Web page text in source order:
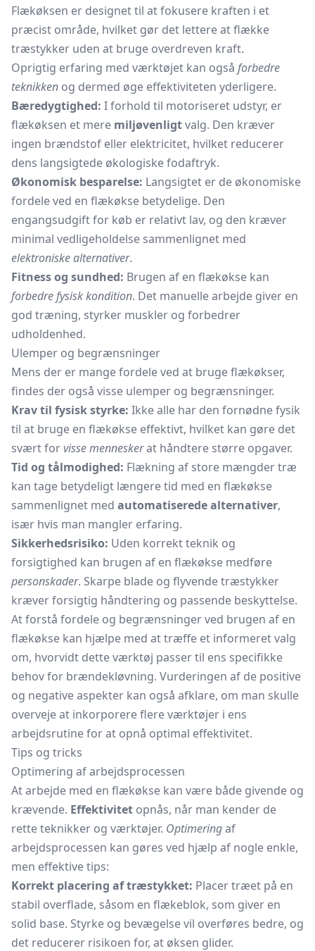
Flækøksen er designet til at fokusere kraften i et
præcist område, hvilket gør det lettere at flække
træstykker uden at bruge overdreven kraft.
Oprigtig erfaring med værktøjet kan også forbedre
teknikken og dermed øge effektiviteten yderligere.
Bæredygtighed: I forhold til motoriseret udstyr, er
flækøksen et mere miljøvenligtvalg. Den kræver
ingen brændstof eller elektricitet, hvilket reducerer
dens langsigtede økologiske fodaftryk.
Økonomisk besparelse: Langsigtet er de økonomiske
fordele ved en flækøkse betydelige. Den
engangsudgift for køb er relativt lav, og den kræver
minimal vedligeholdelse sammenlignet med
elektroniske alternativer.
Fitness og sundhed: Brugen af en flækøkse kan
forbedre fysisk kondition. Det manuelle arbejde giver en
god træning, styrker muskler og forbedrer
udholdenhed.
Ulemper og begrænsninger
Mens der er mange fordele ved at bruge flækøkser,
findes der også visse ulemper og begrænsninger.
Krav til fysisk styrke: Ikke alle har den fornødne fysik
til at bruge en flækøkse effektivt, hvilket kan gøre det
svært forvisse menneskerat håndtere større opgaver.
Tid og tålmodighed: Flækning af store mængder træ
kan tage betydeligt længere tid med en flækøkse
sammenlignet med automatiserede alternativer,
især hvis man mangler erfaring.
Sikkerhedsrisiko: Uden korrekt teknik og
forsigtighed kan brugen af en flækøkse medføre
personskader. Skarpe blade og flyvende træstykker
kræver forsigtig håndtering og passende beskyttelse.
At forstå fordele og begrænsninger ved brugen af en
flækøkse kan hjælpe med at træffe et informeret valg
om, hvorvidt dette værktøj passer til ens specifikke
behov for brændekløvning. Vurderingen af de positive
og negative aspekter kan også afklare, om man skulle
overveje at inkorporere flere værktøjer i ens
arbejdsrutine for at opnå optimal effektivitet.
Tips og tricks
Optimering af arbejdsprocessen
At arbejde med en flækøkse kan være både givende og
krævende. Effektivitet opnås, når man kender de
rette teknikker og værktøjer. Optimeringaf
arbejdsprocessen kan gøres ved hjælp af nogle enkle,
men effektive tips:
Korrekt placering af træstykket: Placer træet på en
stabil overflade, såsom en flækeblok, som giver en
solid base. Styrke og bevægelse vil overføres bedre, og
det reducerer risikoen for, at øksen glider.